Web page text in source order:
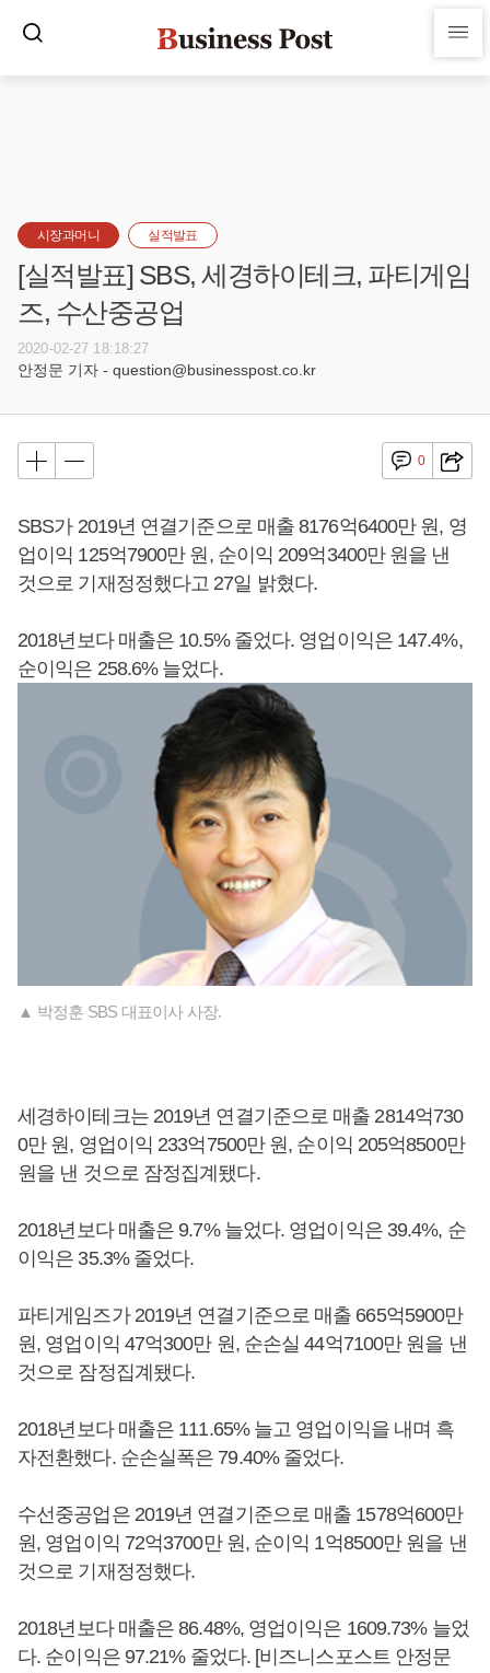
시장과머니 실적발표
[실적발표] SBS, 세경하이테크, 파티게임
즈, 수산중공업
2020-02-27 18:18:27
안정문 기자 - question@businesspost.co.kr
0
SBS가 2019년 연결기준으로 매출 8176억6400만 원, 영
업이익 125억7900만 원, 순이익 209억3400만 원을 낸
것으로 기재정정했다고 27일 밝혔다.
2018년보다 매출은 10.5% 줄었다. 영업이익은 147.4%,
순이익은 258.6% 늘었다.
▲ 박정훈 SBS 대표이사 사장.
세경하이테크는 2019년 연결기준으로 매출 2814억730
0만 원, 영업이익 233억7500만 원, 순이익 205억8500만
원을 낸 것으로 잠정집계됐다.
2018년보다 매출은 9.7% 늘었다. 영업이익은 39.4%, 순
이익은 35.3% 줄었다.
파티게임즈가 2019년 연결기준으로 매출 665억5900만
원, 영업이익 47억300만 원, 순손실 44억7100만 원을 낸
것으로 잠정집계됐다.
2018년보다 매출은 111.65% 늘고 영업이익을 내며 흑
자전환했다. 순손실폭은 79.40% 줄었다.
수선중공업은 2019년 연결기준으로 매출 1578억600만
원, 영업이익 72억3700만 원, 순이익 1억8500만 원을 낸
것으로 기재정정했다.
2018년보다 매출은 86.48%, 영업이익은 1609.73% 늘었
다. 순이익은 97.21% 줄었다. [비즈니스포스트 안정문